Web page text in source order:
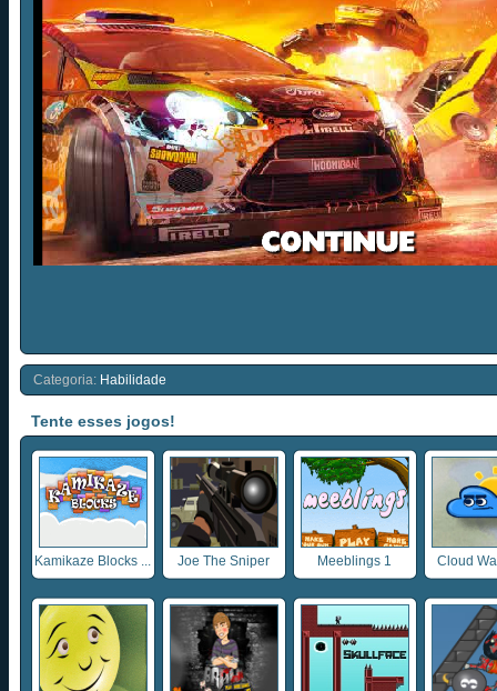
Categoria: Habilidade
Tente esses jogos!
Kamikaze Blocks ... Joe The Sniper Meeblings 1 Cloud